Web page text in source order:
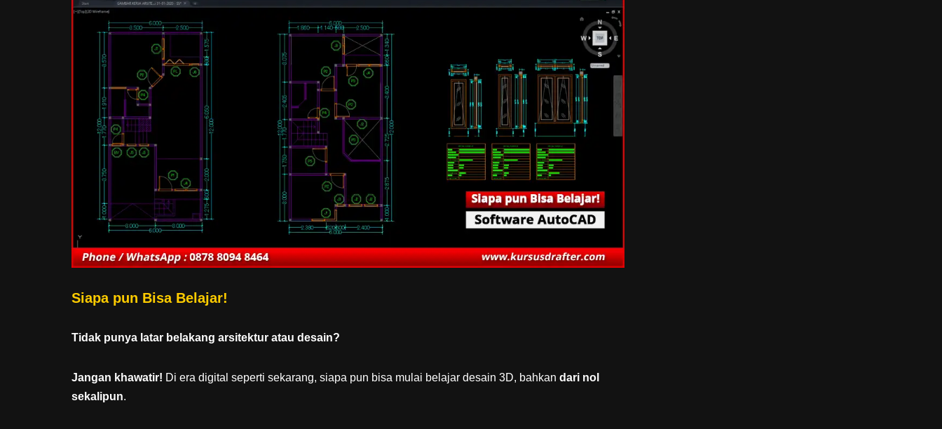
Siapa pun Bisa Belajar!
Tidak punya latar belakang arsitektur atau desain?
Jangan khawatir! Di era digital seperti sekarang, siapa pun bisa mulai belajar desain 3D, bahkan dari nol
sekalipun.